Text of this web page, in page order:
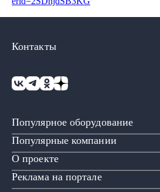
Популярное оборудование
Популярные компании
О проекте
Реклама на портале
Контакты